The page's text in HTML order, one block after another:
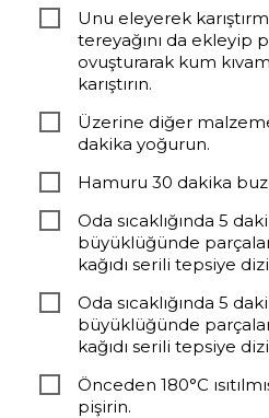
Unu eleyerek
tereyağını da ekleyip
ovuşturarak kum
karıştırın.
Üzerine diğer
dakika yoğurun.
Hamuru 30 dakika
Oda sıcaklığında 5
büyüklüğünde
kağıdı serili tepsiye
Oda sıcaklığında 5
büyüklüğünde
kağıdı serili tepsiye
Önceden 180°C
pişirin.